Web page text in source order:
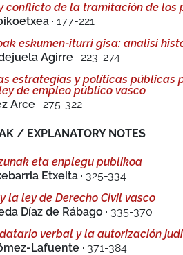
conflicto de la tramitación de los
· 177-221
eskumen-iturri gisa: analisi
Agirre · 223-274
estrategias y políticas
de empleo público vasco
Arce · 275-322
/ EXPLANATORY NOTES
eta enplegu publikoa
Etxeita · 325-334
la ley de Derecho Civil vasco
Díaz de Rábago · 335-370
verbal y la autorización
Lafuente · 371-384